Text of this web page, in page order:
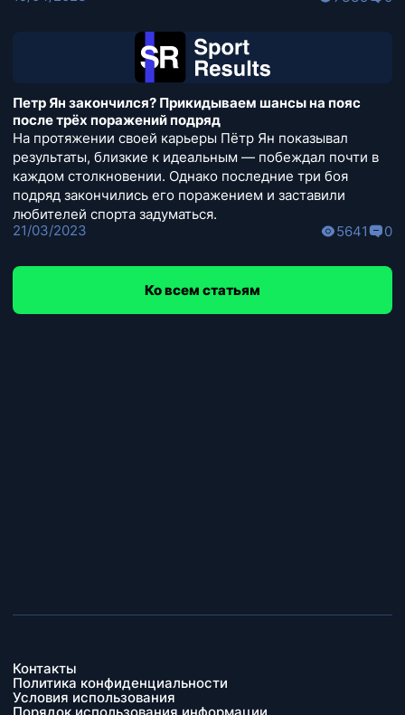
Петр Ян закончился? Прикидываем шансы на пояс
после трёх поражений подряд
На протяжении своей карьеры Пётр Ян показывал
результаты, близкие к идеальным — побеждал почти в
каждом столкновении. Однако последние три боя
подряд закончились его поражением и заставили
любителей спорта задуматься.
21/03/2023
5641 0
Ко всем статьям
Контакты
Политика конфиденциальности
Условия использования